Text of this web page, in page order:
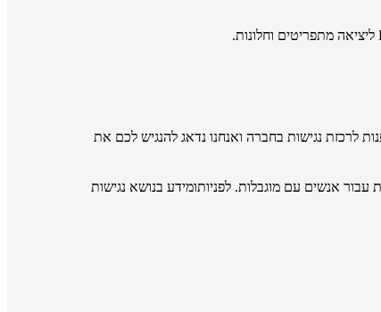
בסרטון, תוכלו לפנות לרכזת נגישות בחברה ואנחנו נדאג להנגיש לכם את
אנשים עם מוגבלות. לפניותומידע בנושא נגישות